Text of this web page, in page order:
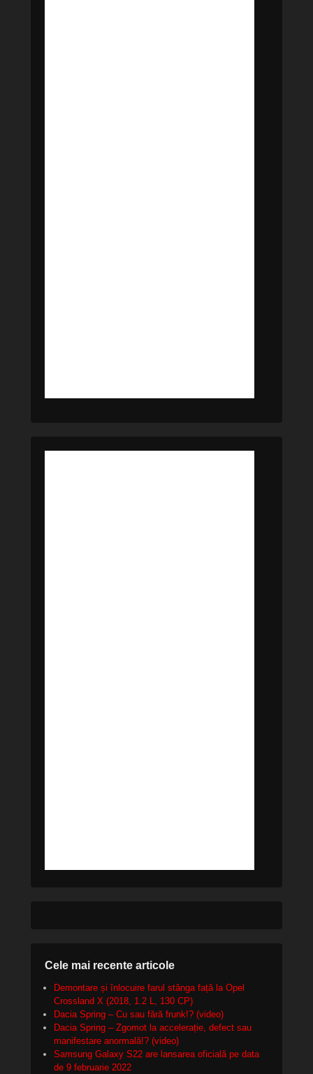
Cele mai recente articole
Demontare și înlocuire farul stânga față la Opel
Crossland X (2018, 1.2 L, 130 CP)
Dacia Spring – Cu sau fără frunk!? (video)
Dacia Spring – Zgomot la accelerație, defect sau
manifestare anormală!? (video)
Samsung Galaxy S22 are lansarea oficială pe data
de 9 februarie 2022